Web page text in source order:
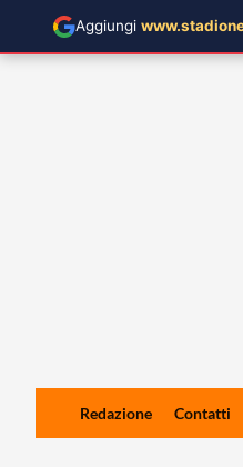
Redazione Contatti
Aggiungi